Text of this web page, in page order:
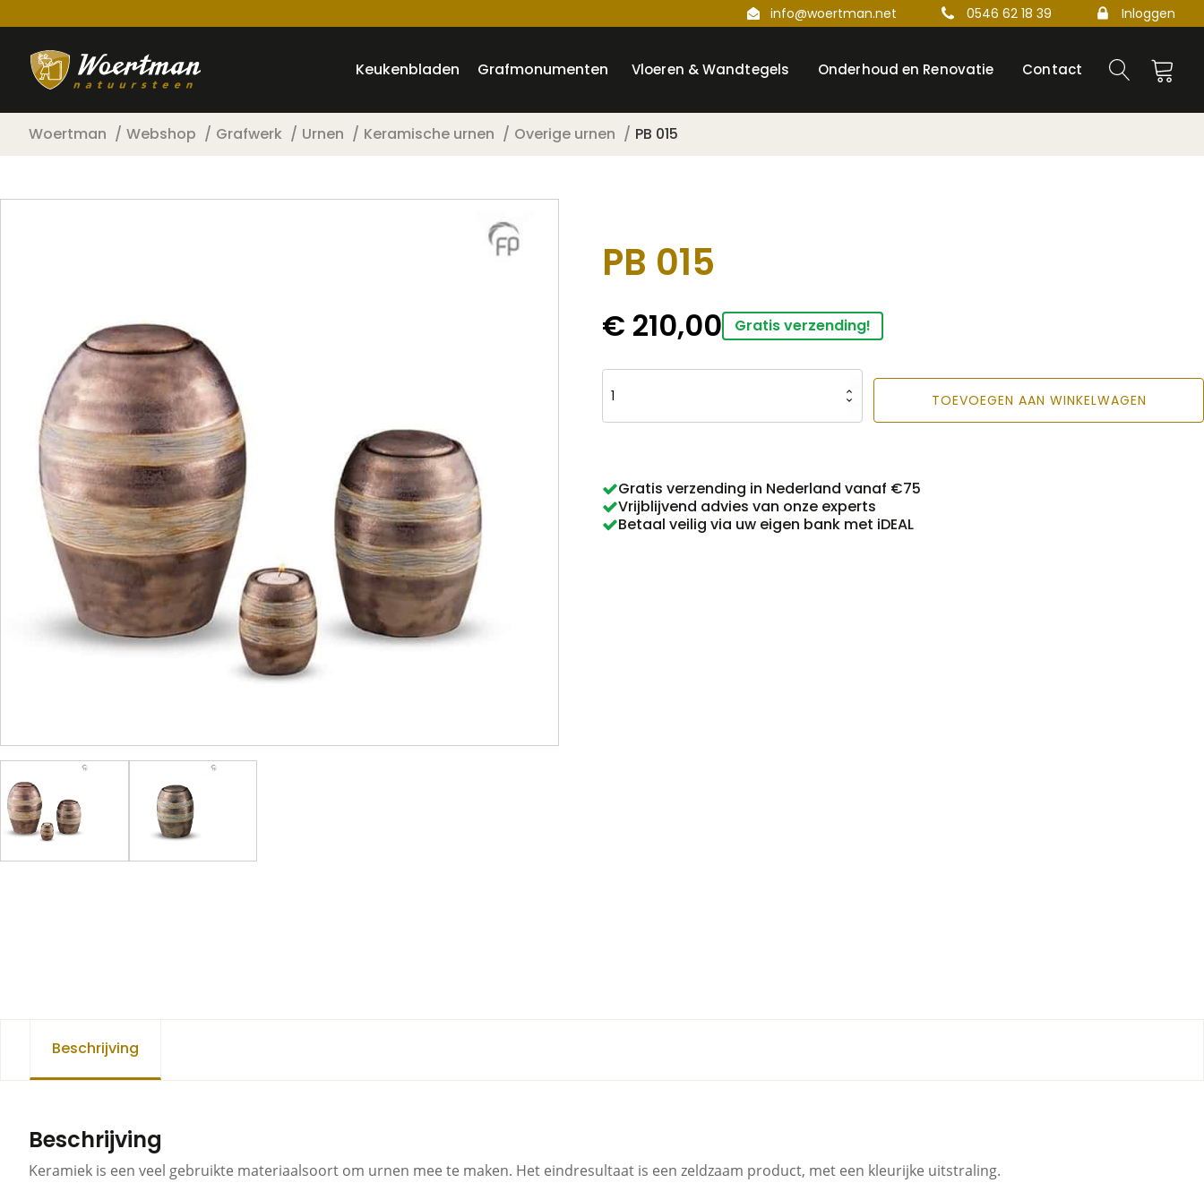
info@woertman.net 0546 62 18 39 Inloggen
Keukenbladen Grafmonumenten Vloeren & Wandtegels Onderhoud en Renovatie Contact
Woertman Webshop Grafwerk Urnen Keramische urnen Overige urnen PB 015
PB 015
€ 210,00 Gratis verzending!
PB
015
TOEVOEGEN AAN WINKELWAGEN
Gratis verzending in Nederland vanaf €75
Vrijblijvend advies van onze experts
Betaal veilig via uw eigen bank met iDEAL
Beschrijving
Beschrijving
Keramiek is een veel gebruikte materiaalsoort om urnen mee te maken. Het eindresultaat is een zeldzaam product, met een kleurijke uitstraling.